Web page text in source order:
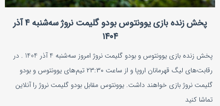
پخش زنده بازی یوونتوس بودو گلیمت نروژ سه‌شنبه ۴ آذر
۱۴۰۴
پخش زنده بازی یوونتوس و بودو گلیمت نروژ امروز سه‌شنبه 4 آذر 1404 . در
رقابت‌های لیگ قهرمانان اروپا و از ساعت ۲۳:۳۰ تیم‌های یوونتوس و بودو
گلیمت نروژ بازی خواهند داشت. یوونتوس مقابل بودو گلیمت نروژ را آنلاین
تماشا کنید